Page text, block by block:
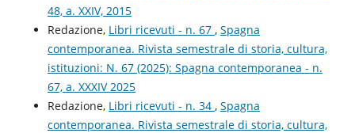
48, a. XXIV, 2015
Redazione, Libri ricevuti - n. 67 , Spagna
contemporanea. Rivista semestrale di storia, cultura,
istituzioni: N. 67 (2025): Spagna contemporanea - n.
67, a. XXXIV 2025
Redazione, Libri ricevuti - n. 34 , Spagna
contemporanea. Rivista semestrale di storia, cultura,